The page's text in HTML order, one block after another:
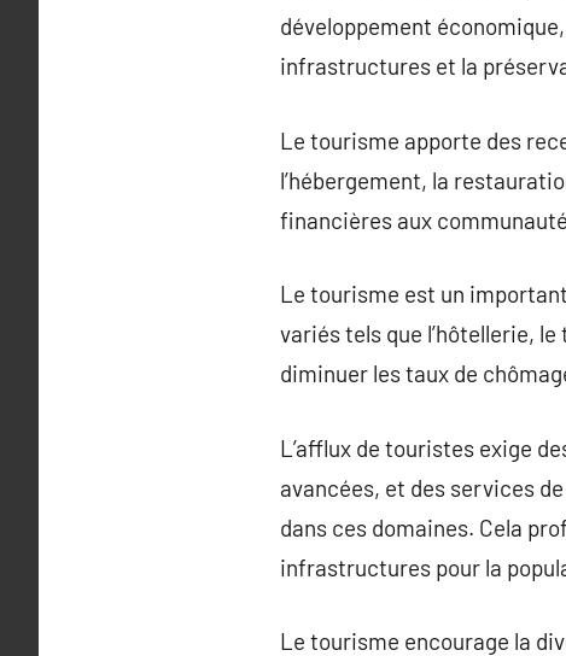
développement
infrastructures et la
Le tourisme apporte des
l’hébergement, la
financières aux
Le tourisme est un
variés tels que l’hôtellerie,
diminuer les taux de
L’afflux de touristes exige
avancées, et des services
dans ces domaines. Cela
infrastructures pour la
Le tourisme encourage la